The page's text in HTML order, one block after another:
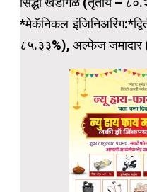
*मेकॅनिकल
८५.३३%), अल्फेज जमादार